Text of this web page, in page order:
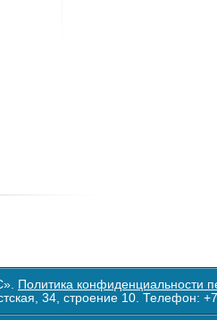
Политика конфиденциальности
34, строение 10. Телефон: